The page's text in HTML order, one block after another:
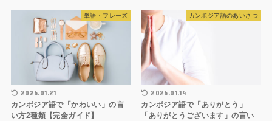
単語・フレーズ
2026.01.21
カンボジア語で「かわいい」の言
い方2種類【完全ガイド】
カンボジア語のあいさつ
2026.01.14
カンボジア語で「ありがとう」
「ありがとうございます」の言い